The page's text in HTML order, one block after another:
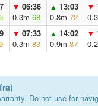
▼ 06:36
0.3m 68
▲ 13:03
0.8m 72
▼
▼ 07:33
0.3m 83
▲ 14:02
0.9m 87
▼
Do not use for